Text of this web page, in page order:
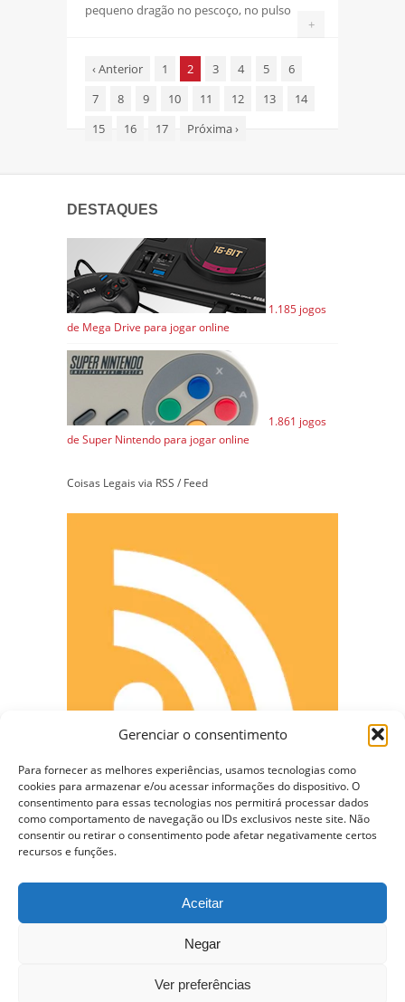
Gerenciar o consentimento
Para fornecer as melhores experiências, usamos tecnologias como
cookies para armazenar e/ou acessar informações do dispositivo. O
consentimento para essas tecnologias nos permitirá processar dados
como comportamento de navegação ou IDs exclusivos neste site. Não
consentir ou retirar o consentimento pode afetar negativamente certos
recursos e funções.
Aceitar
Negar
Ver preferências
pequeno dragão no pescoço, no pulso
+
‹Anterior 1 2 3 4 5
6
7
8 9 10 11 12 13
14
15
16 17 Próxima›
DESTAQUES
1.185 jogos
de Mega Drive para jogar online
1.861 jogos
de Super Nintendo para jogar online
Coisas Legais via RSS / Feed
CONECTE-SE
Copyright © 2009 - 2023 Somente Coisas Legais.
Nossa Hospedagem WordPress VPS de $10 dólares –